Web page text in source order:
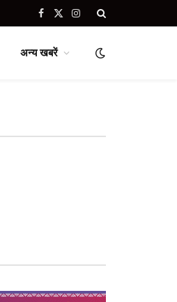
Facebook
X
Instagram
अन्य खबरें